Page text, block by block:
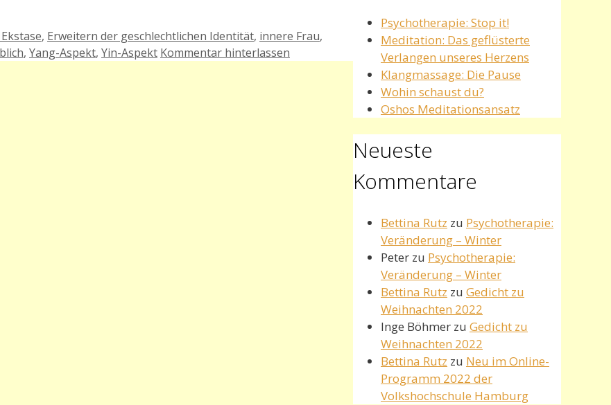
, Erweitern der geschlechtlichen Identität, innere Frau,
, Yang-Aspekt, Yin-Aspekt Kommentar hinterlassen
Psychotherapie: Stop it!
Meditation: Das geflüsterte
Verlangen unseres Herzens
Klangmassage: Die Pause
Wohin schaust du?
Oshos Meditationsansatz
Neueste
Kommentare
Bettina Rutz zu Psychotherapie:
Veränderung – Winter
Peter zu Psychotherapie:
Veränderung – Winter
Bettina Rutz zu Gedicht zu
Weihnachten 2022
Inge Böhmer zu Gedicht zu
Weihnachten 2022
Bettina Rutz zu Neu im Online-
Programm 2022 der
Volkshochschule Hamburg